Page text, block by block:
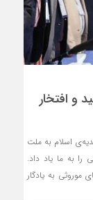
و افتخار
اسلام به ملت
را به ما یاد داد.
به یادگار